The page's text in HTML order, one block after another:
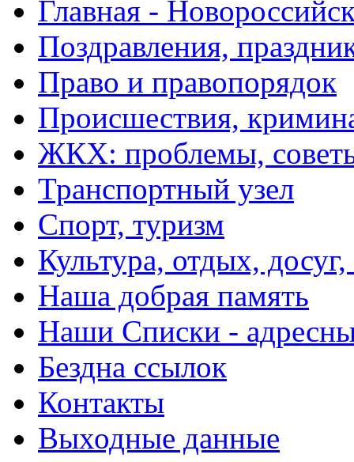
Главная -
Поздравления,
Право и правопорядок
Происшествия,
ЖКХ: проблемы,
Транспортный узел
Спорт, туризм
Культура, отдых,
Наша добрая память
Наши Списки -
Бездна ссылок
Контакты
Выходные данные